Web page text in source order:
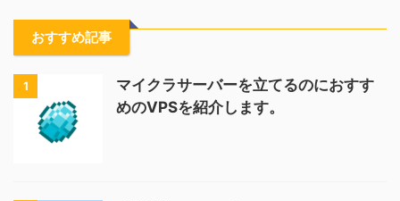
おすすめ記事
1
マイクラサーバーを立てるのにおすす
めのVPSを紹介します。